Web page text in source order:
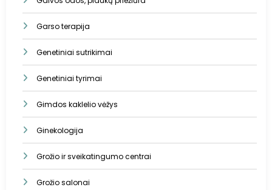
Garso terapija
Genetiniai sutrikimai
Genetiniai tyrimai
Gimdos kaklelio vėžys
Ginekologija
Grožio ir sveikatingumo centrai
Grožio salonai